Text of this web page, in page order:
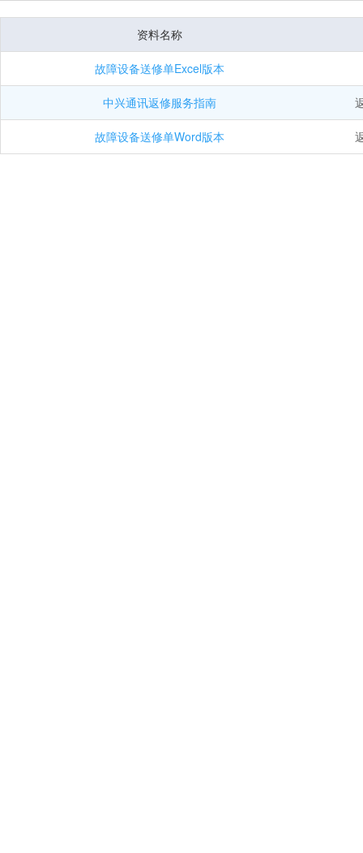
资料名称
故障设备送修单Excel版本
中兴通讯返修服务指南
故障设备送修单Word版本